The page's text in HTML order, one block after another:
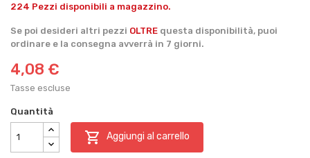
224 Pezzi disponibili a magazzino.
Se poi desideri altri pezzi OLTRE questa disponibilità, puoi
ordinare e la consegna avverrà in 7 giorni.
4,08 €
Tasse escluse
Quantità
 Aggiungi al carrello